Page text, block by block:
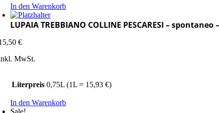
In den Warenkorb
LUPAIA TREBBIANO COLLINE PESCARESI – spontaneo
€
MwSt.
Literpreis 0,75L (1L = 15,93 €)
In den Warenkorb